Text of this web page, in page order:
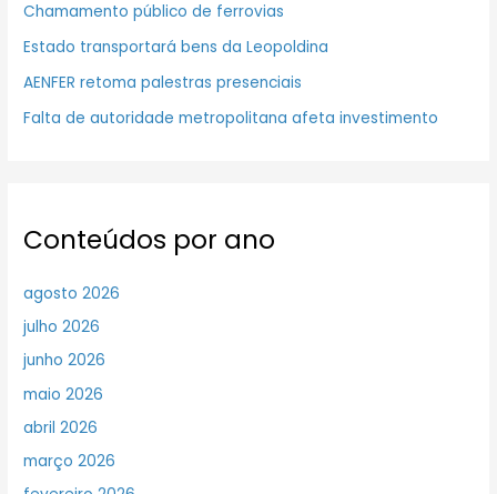
Chamamento público de ferrovias
Estado transportará bens da Leopoldina
AENFER retoma palestras presenciais
Falta de autoridade metropolitana afeta investimento
Conteúdos por ano
agosto 2026
julho 2026
junho 2026
maio 2026
abril 2026
março 2026